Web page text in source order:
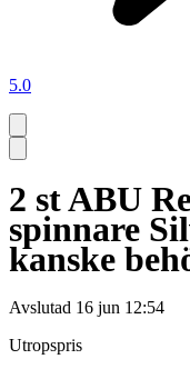
5.0
2 st ABU
spinnare
kanske
Avslutad 16 jun 12:54
Utropspris